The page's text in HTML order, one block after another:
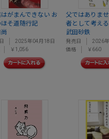
がまんできない お
ほそ道随行記
2025年04月18日
￥1,056
父ではありま
者として考える
武田砂鉄
発売日
2026
価格
￥660